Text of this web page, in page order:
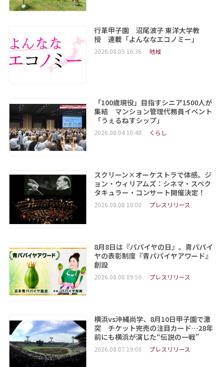
行革甲子園 沼尾波子 東洋大学教
授 連載「よんななエコノミー」
2026.08.05 16:36 地域
「100歳現役」目指すシニア1500人が
集結 マンション管理代務員イベント
「うぇるねすシップ」
2026.08.04 10:48 くらし
スクリーン×オーケストラで体感。ジ
ョン・ウィリアムズ：シネマ・スペク
タキュラー・コンサート開催決定！
2026.08.08 10:00 プレスリリース
8月8日は『パパイヤの日』。青パパイ
ヤの表彰制度『青パパイヤアワード』
創設
2026.08.08 09:50 プレスリリース
横浜vs沖縄尚学、8月10日甲子園で激
突 チケット完売の注目カード…28年
前にも横浜が演じた“伝説の一戦”
2026.08.07 19:00 プレスリリース